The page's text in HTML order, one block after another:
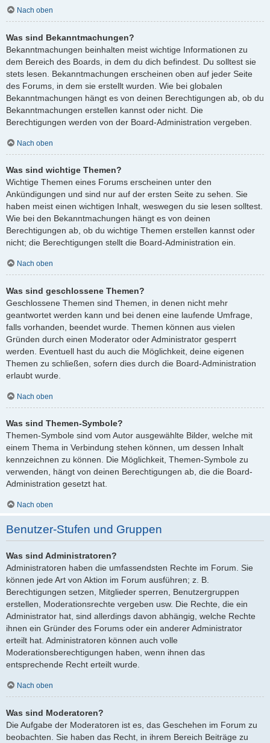
Nach oben
Was sind Bekanntmachungen?
Bekanntmachungen beinhalten meist wichtige Informationen zu
dem Bereich des Boards, in dem du dich befindest. Du solltest sie
stets lesen. Bekanntmachungen erscheinen oben auf jeder Seite
des Forums, in dem sie erstellt wurden. Wie bei globalen
Bekanntmachungen hängt es von deinen Berechtigungen ab, ob du
Bekanntmachungen erstellen kannst oder nicht. Die
Berechtigungen werden von der Board-Administration vergeben.
Nach oben
Was sind wichtige Themen?
Wichtige Themen eines Forums erscheinen unter den
Ankündigungen und sind nur auf der ersten Seite zu sehen. Sie
haben meist einen wichtigen Inhalt, weswegen du sie lesen solltest.
Wie bei den Bekanntmachungen hängt es von deinen
Berechtigungen ab, ob du wichtige Themen erstellen kannst oder
nicht; die Berechtigungen stellt die Board-Administration ein.
Nach oben
Was sind geschlossene Themen?
Geschlossene Themen sind Themen, in denen nicht mehr
geantwortet werden kann und bei denen eine laufende Umfrage,
falls vorhanden, beendet wurde. Themen können aus vielen
Gründen durch einen Moderator oder Administrator gesperrt
werden. Eventuell hast du auch die Möglichkeit, deine eigenen
Themen zu schließen, sofern dies durch die Board-Administration
erlaubt wurde.
Nach oben
Was sind Themen-Symbole?
Themen-Symbole sind vom Autor ausgewählte Bilder, welche mit
einem Thema in Verbindung stehen können, um dessen Inhalt
kennzeichnen zu können. Die Möglichkeit, Themen-Symbole zu
verwenden, hängt von deinen Berechtigungen ab, die die Board-
Administration gesetzt hat.
Nach oben
Benutzer-Stufen und Gruppen
Was sind Administratoren?
Administratoren haben die umfassendsten Rechte im Forum. Sie
können jede Art von Aktion im Forum ausführen; z. B.
Berechtigungen setzen, Mitglieder sperren, Benutzergruppen
erstellen, Moderationsrechte vergeben usw. Die Rechte, die ein
Administrator hat, sind allerdings davon abhängig, welche Rechte
ihnen ein Gründer des Forums oder ein anderer Administrator
erteilt hat. Administratoren können auch volle
Moderationsberechtigungen haben, wenn ihnen das
entsprechende Recht erteilt wurde.
Nach oben
Was sind Moderatoren?
Die Aufgabe der Moderatoren ist es, das Geschehen im Forum zu
beobachten. Sie haben das Recht, in ihrem Bereich Beiträge zu